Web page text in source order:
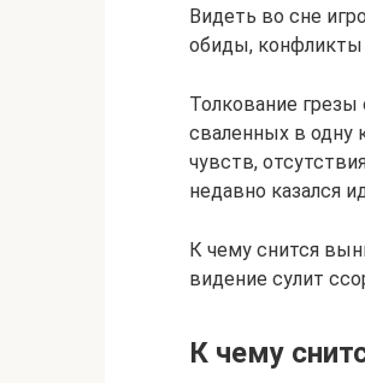
Видеть во сне
обиды,
Толкование
сваленных в одну
чувств,
недавно казался
К чему снится
видение сулит
К чему